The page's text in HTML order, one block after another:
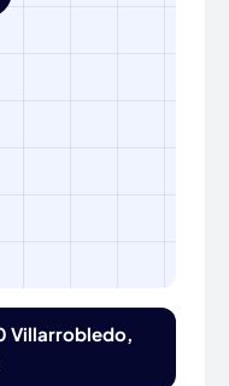
Villarrobledo,